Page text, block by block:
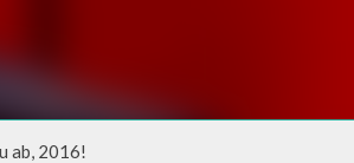
ab, 2016!